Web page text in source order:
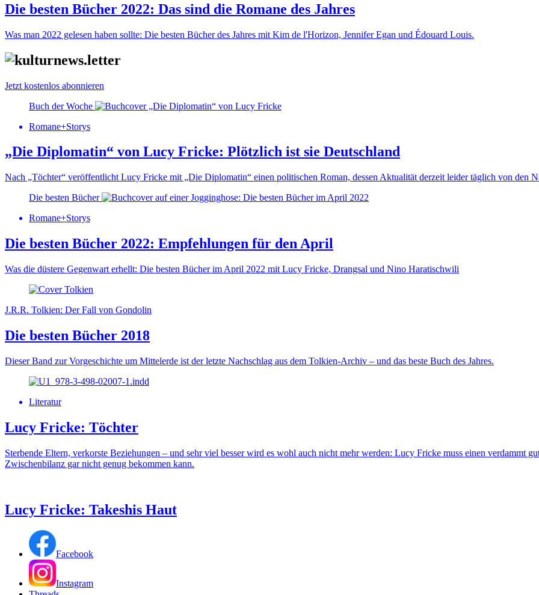
Die besten Bücher 2022: Das sind die Romane des Jahres
Was man 2022 gelesen haben sollte: Die besten Bücher des Jahres mit Kim de l'Horizon, Jennifer Egan und Édouard Louis.
Jetzt kostenlos abonnieren
Buch der Woche
Romane+Storys
„Die Diplomatin“ von Lucy Fricke: Plötzlich ist sie Deutschland
Nach „Töchter“ veröffentlicht Lucy Fricke mit „Die Diplomatin“ einen politischen Roman, dessen Aktualität derzeit leider täglich von den
Die besten Bücher
Romane+Storys
Die besten Bücher 2022: Empfehlungen für den April
Was die düstere Gegenwart erhellt: Die besten Bücher im April 2022 mit Lucy Fricke, Drangsal und Nino Haratischwili
J.R.R. Tolkien: Der Fall von Gondolin
Die besten Bücher 2018
Dieser Band zur Vorgeschichte um Mittelerde ist der letzte Nachschlag aus dem Tolkien-Archiv – und das beste Buch des Jahres.
Literatur
Lucy Fricke: Töchter
Sterbende Eltern, verkorste Beziehungen – und sehr viel besser wird es wohl auch nicht mehr werden: Lucy Fricke muss einen verdammt
Zwischenbilanz gar nicht genug bekommen kann.
Lucy Fricke: Takeshis Haut
Facebook
Instagram